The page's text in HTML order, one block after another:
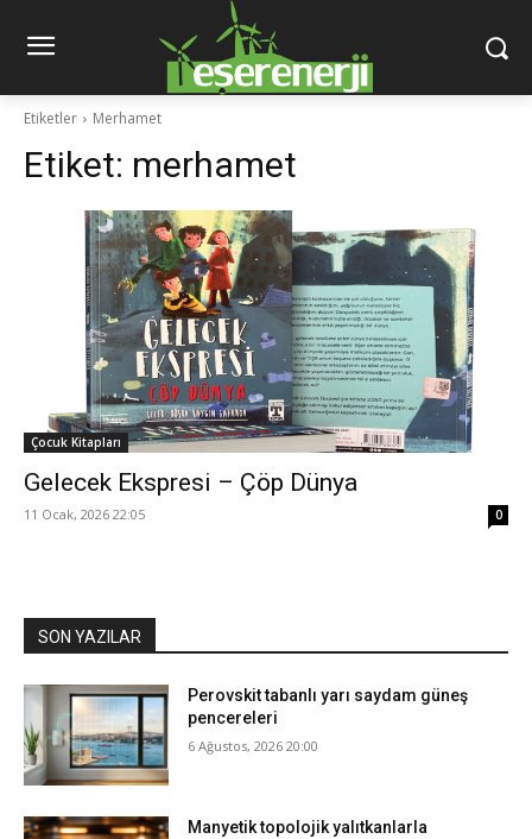
Etiketler Merhamet
Etiket: merhamet
Çocuk Kitapları
Gelecek Ekspresi – Çöp Dünya
11 Ocak, 2026 22:05 0
SON YAZILAR
Perovskit tabanlı yarı saydam güneş
pencereleri
6 Ağustos, 2026 20:00
Manyetik topolojik yalıtkanlarla